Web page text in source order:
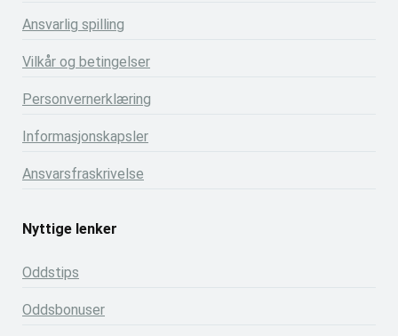
Ansvarlig spilling
Vilkår og betingelser
Personvernerklæring
Informasjonskapsler
Ansvarsfraskrivelse
Nyttige lenker
Oddstips
Oddsbonuser